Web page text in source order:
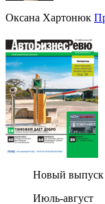
Оксана Хартонюк
Новый выпуск
Июль-август